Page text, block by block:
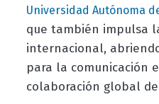
Universidad Autónoma
que también impulsa
internacional,
para la comunicación
colaboración global